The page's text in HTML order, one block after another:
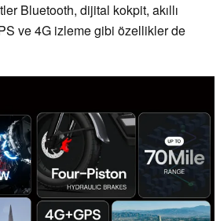
Bluetooth, dijital kokpit, akıllı
ve 4G izleme gibi özellikler de